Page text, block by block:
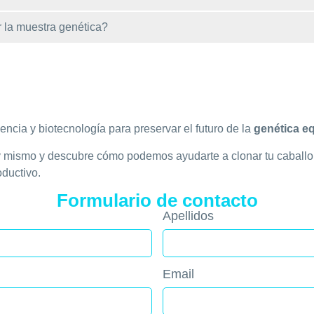
muestra genética?
y biotecnología para preservar el futuro de la genética
y descubre cómo podemos ayudarte a clonar tu
Formulario de contacto
Apellidos
Email